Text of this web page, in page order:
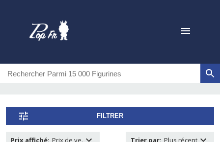
FILTRER
Prix affiché: Prix de ve. Trier par: Plus récent